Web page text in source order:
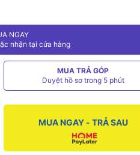
NGAY
nhận tại cửa hàng
MUA TRẢ GÓP
Duyệt hồ sơ trong 5 phút
MUA NGAY - TRẢ SAU